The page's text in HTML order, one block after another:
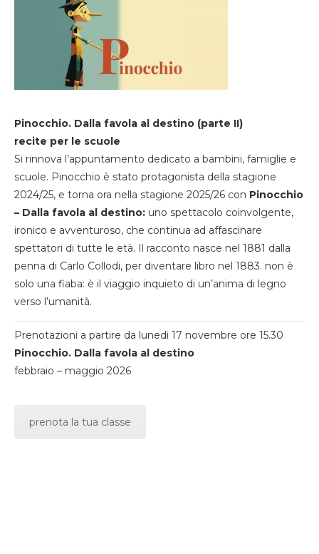
Pinocchio. Dalla favola al destino (parte II)
recite per le scuole
Si rinnova l’appuntamento dedicato a bambini, famiglie e
scuole. Pinocchio è stato protagonista della stagione
2024/25, e torna ora nella stagione 2025/26 con Pinocchio
– Dalla favola al destino: uno spettacolo coinvolgente,
ironico e avventuroso, che continua ad affascinare
spettatori di tutte le età. Il racconto nasce nel 1881 dalla
penna di Carlo Collodi, per diventare libro nel 1883. non è
solo una fiaba: è il viaggio inquieto di un’anima di legno
verso l’umanità.
Prenotazioni a partire da lunedi 17 novembre ore 15.30
Pinocchio. Dalla favola al destino
febbraio – maggio 2026
prenota la tua classe